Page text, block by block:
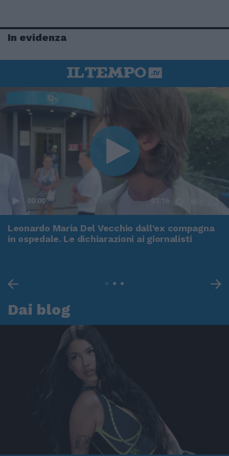
In evidenza
00:00 01:16
Leonardo Maria Del Vecchio dall'ex compagna
in ospedale. Le dichiarazioni ai giornalisti
Dai blog